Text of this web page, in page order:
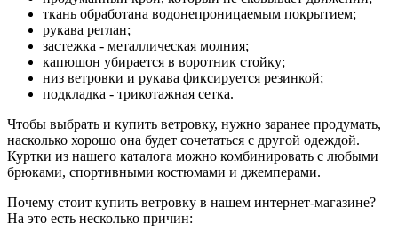
ткань обработана водонепроницаемым покрытием;
рукава реглан;
застежка - металлическая молния;
капюшон убирается в воротник стойку;
низ ветровки и рукава фиксируется резинкой;
подкладка - трикотажная сетка.
Чтобы выбрать и купить ветровку, нужно заранее продумать,
насколько хорошо она будет сочетаться с другой одеждой.
Куртки из нашего каталога можно комбинировать с любыми
брюками, спортивными костюмами и джемперами.
Почему стоит купить ветровку в нашем интернет-магазине?
На это есть несколько причин: